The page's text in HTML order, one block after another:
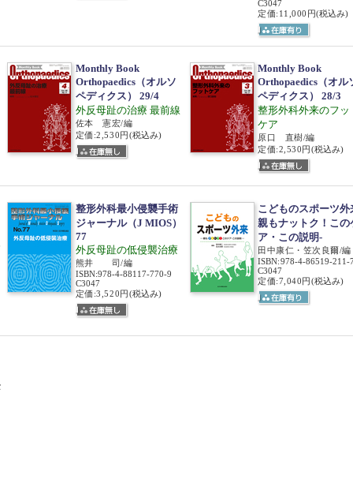
C3047
定価:11,000円(税込み)
Monthly Book
Orthopaedics（オルソ
ペディクス） 29/4
外反母趾の治療 最前線
佐本 憲宏/編
定価:2,530円 (税込み)
Monthly Book
Orthopaedics（オル
ペディクス） 28/3
整形外科外来のフッ
ケア
原口 直樹/編
定価:2,530円 (税込み)
整形外科最小侵襲手術
ジャーナル（J MIOS）
77
外反母趾の低侵襲治療
熊井 司/編
ISBN:978-4-88117-770-9
C3047
定価:3,520円 (税込み)
こどものスポーツ外
親もナットク！この
ア・この説明‐
田中康仁・笠次良爾/編
ISBN:978-4-86519-211-
C3047
定価:7,040円 (税込み)